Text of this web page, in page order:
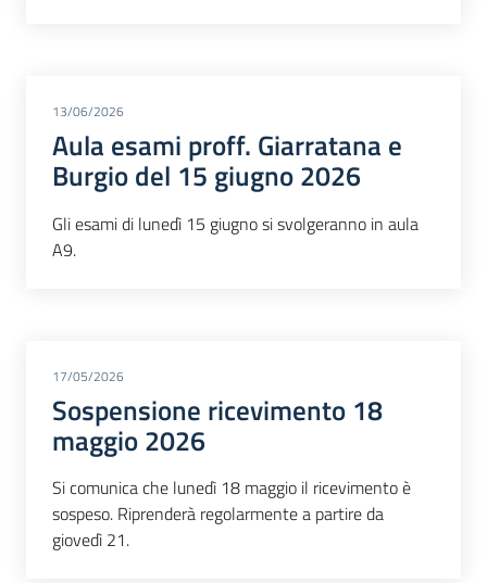
13/06/2026
Aula esami proff. Giarratana e
Burgio del 15 giugno 2026
Gli esami di lunedì 15 giugno si svolgeranno in aula
A9.
17/05/2026
Sospensione ricevimento 18
maggio 2026
Si comunica che lunedì 18 maggio il ricevimento è
sospeso. Riprenderà regolarmente a partire da
giovedì 21.